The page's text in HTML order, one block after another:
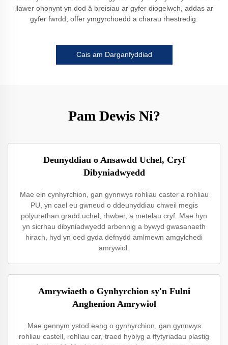
llawer ohonynt yn dod â breisiau ar gyfer diogelwch, addas ar
gyfer fwrdd, offer ymgyrchoedd a charau rhestredig.
Cais am Darganfyddiad
Pam Dewis Ni?
Deunyddiau o Ansawdd Uchel, Cryf
Dibyniadwyedd
Mae ein cynhyrchion, gan gynnwys rohliau caster a rohliau
PU, yn cael eu gwneud o ddeunyddiau chweil megis
polyurethan gradd uchel, rhwber, a metelau cryf. Mae hyn
yn sicrhau dibyniadwyedd arbennig a bywyd gwasanaeth
hirach, hyd yn oed gyda defnydd amlmewn amgylchedi
amrywiol.
Amrywiaeth o Gynhyrchion sy'n Fulni
Anghenion Amrywiol
Mae gennym ystod eang o gynhyrchion, gan gynnwys
rohliau castell, rohliau car, traed hyblyg a ffytyriadau plastig